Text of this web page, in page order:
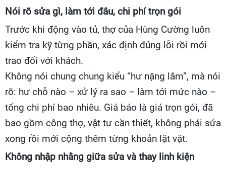
Nói rõ sửa gì, làm tới đâu, chi phí trọn gói
Trước khi động vào tủ, thợ của Hùng Cường luôn
kiểm tra kỹ từng phần, xác định đúng lỗi rồi mới
trao đổi với khách.
Không nói chung chung kiểu “hư nặng lắm”, mà nói
rõ: hư chỗ nào – xử lý ra sao – làm tới mức nào –
tổng chi phí bao nhiêu. Giá báo là giá trọn gói, đã
bao gồm công thợ, vật tư cần thiết, không phải sửa
xong rồi mới cộng thêm từng khoản lặt vặt.
Không nhập nhằng giữa sửa và thay linh kiện